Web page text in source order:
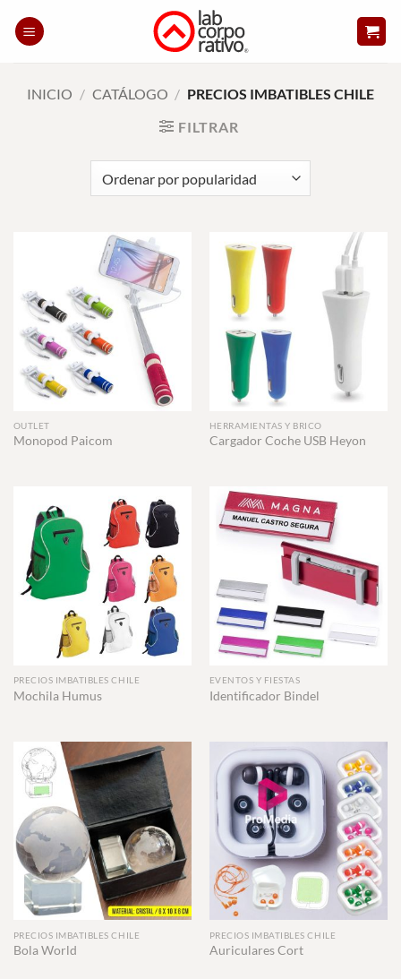
INICIO / CATÁLOGO / PRECIOS IMBATIBLES CHILE
FILTRAR
OUTLET
Monopod Paicom
HERRAMIENTAS Y BRICO
Cargador Coche USB Heyon
PRECIOS IMBATIBLES CHILE
Mochila Humus
EVENTOS Y FIESTAS
Identificador Bindel
PRECIOS IMBATIBLES CHILE
Bola World
PRECIOS IMBATIBLES CHILE
Auriculares Cort